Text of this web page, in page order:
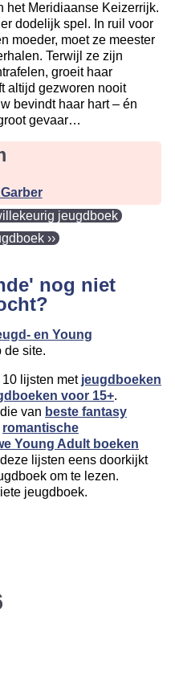
het Meridiaanse Keizerrijk.
dodelijk spel. In ruil voor
moeder, moet ze meester
Terwijl ze zijn
groeit haar
altijd gezworen nooit
bevindt haar hart – én
gevaar…
jeugdboek
››
nog niet
en Young
de site.
lijsten met jeugdboeken
voor 15+.
van beste fantasy
romantische
Young Adult boeken
lijsten eens doorkijkt
om te lezen.
jeugdboek.